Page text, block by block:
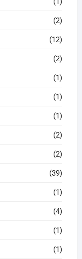
(2)
(12)
(2)
(1)
(1)
(1)
(2)
(2)
(39)
(1)
(4)
(1)
(1)